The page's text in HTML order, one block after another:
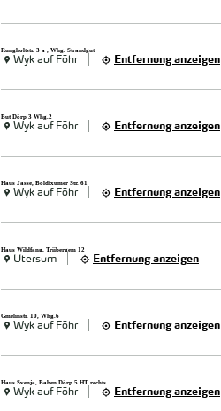
Rungholtstr. 3 a , Whg. Strandgut
Wyk auf Föhr Entfernung anzeigen
But Dörp 3 Whg.2
Wyk auf Föhr Entfernung anzeigen
Haus Jasse, Boldixumer Str. 61
Wyk auf Föhr Entfernung anzeigen
Haus Wildfang, Triibergem 12
Utersum Entfernung anzeigen
Gmelinstr. 10, Whg.6
Wyk auf Föhr Entfernung anzeigen
Haus Svenja, Baben Dörp 5 HT rechts
Wyk auf Föhr Entfernung anzeigen